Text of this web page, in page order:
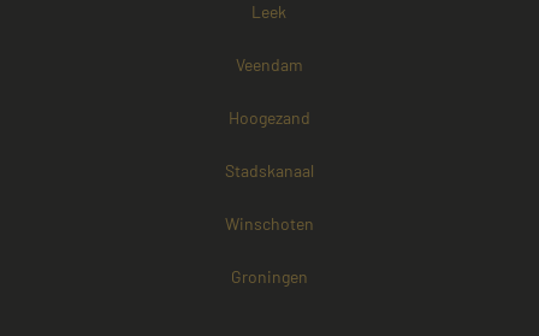
Leek
Veendam
Hoogezand
Stadskanaal
Winschoten
Groningen